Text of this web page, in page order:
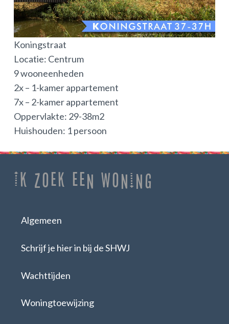
Koningstraat
Locatie: Centrum
9 wooneenheden
2x – 1-kamer appartement
7x – 2-kamer appartement
Oppervlakte: 29-38m2
Huishouden: 1 persoon
Ik zoek een woning
Algemeen
Schrijf je hier in bij de SHWJ
Wachttijden
Woningtoewijzing